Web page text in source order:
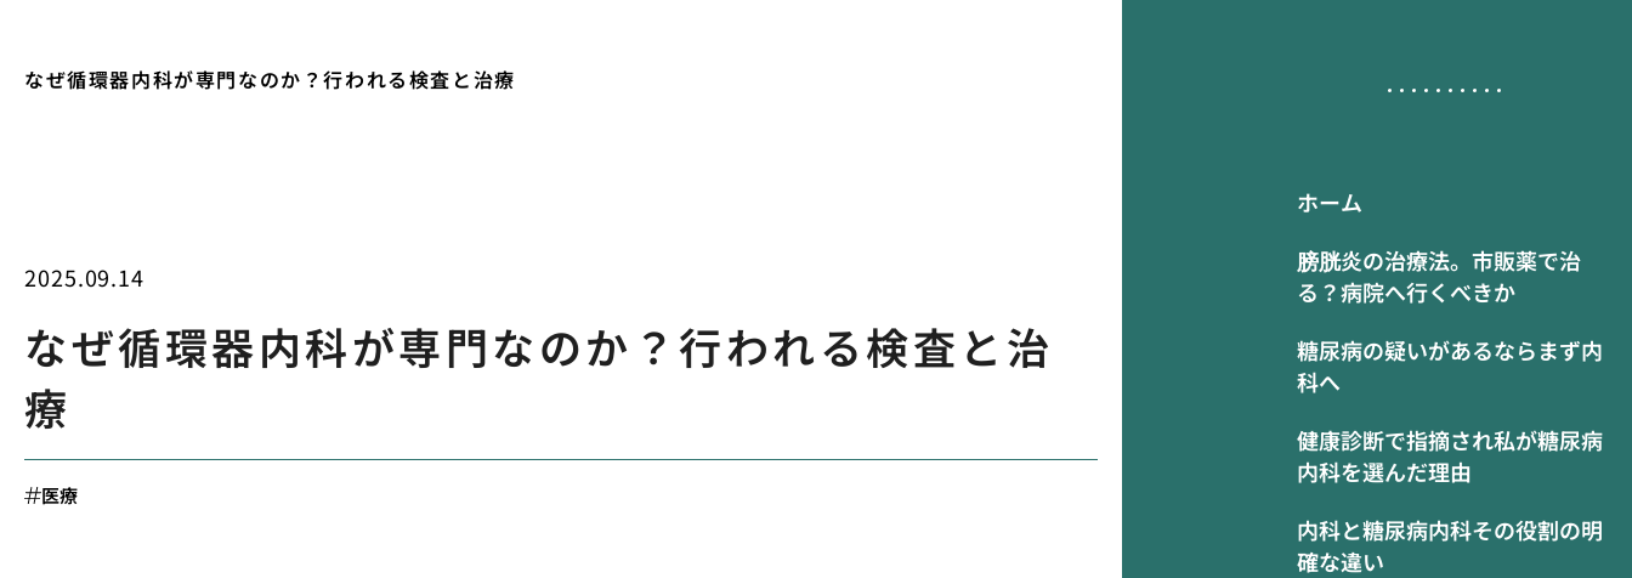
なぜ循環器内科が専門なのか？行われる検査と治療
ホーム
膀胱炎の治療法。市販薬で治
る？病院へ行くべきか
糖尿病の疑いがあるならまず内
科へ
健康診断で指摘され私が糖尿病
内科を選んだ理由
内科と糖尿病内科その役割の明
確な違い
2025.09.14
なぜ循環器内科が専門なのか？行われる検査と治
療
医療